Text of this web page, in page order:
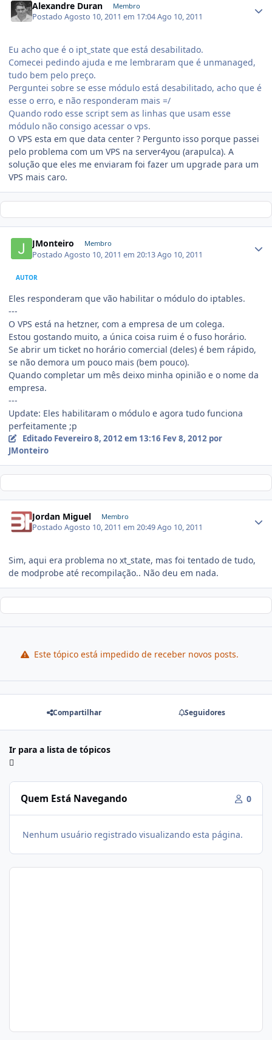
Alexandre Duran Membro
PostadoAgosto 10, 2011 em 17:04Ago 10, 2011
Eu acho que é o ipt_state que está desabilitado.
Comecei pedindo ajuda e me lembraram que é unmanaged,
tudo bem pelo preço.
Perguntei sobre se esse módulo está desabilitado, acho que é
esse o erro, e não responderam mais =/
Quando rodo esse script sem as linhas que usam esse
módulo não consigo acessar o vps.
O VPS esta em que data center ? Pergunto isso porque passei
pelo problema com um VPS na server4you (arapulca). A
solução que eles me enviaram foi fazer um upgrade para um
VPS mais caro.
JMonteiro Membro
PostadoAgosto 10, 2011 em 20:13Ago 10, 2011
AUTOR
Eles responderam que vão habilitar o módulo do iptables.
---
O VPS está na hetzner, com a empresa de um colega.
Estou gostando muito, a única coisa ruim é o fuso horário.
Se abrir um ticket no horário comercial (deles) é bem rápido,
se não demora um pouco mais (bem pouco).
Quando completar um mês deixo minha opinião e o nome da
empresa.
---
Update: Eles habilitaram o módulo e agora tudo funciona
perfeitamente ;p
Editado Fevereiro 8, 2012 em 13:16 Fev 8, 2012por
JMonteiro
Jordan Miguel Membro
PostadoAgosto 10, 2011 em 20:49Ago 10, 2011
Sim, aqui era problema no xt_state, mas foi tentado de tudo,
de modprobe até recompilação.. Não deu em nada.
Este tópico está impedido de receber novos posts.
Compartilhar Seguidores
Ir para a lista de tópicos
Quem Está Navegando 0
Nenhum usuário registrado visualizando esta página.